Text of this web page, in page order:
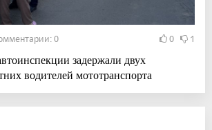
0 0 1
задержали двух
водителей мототранспорта